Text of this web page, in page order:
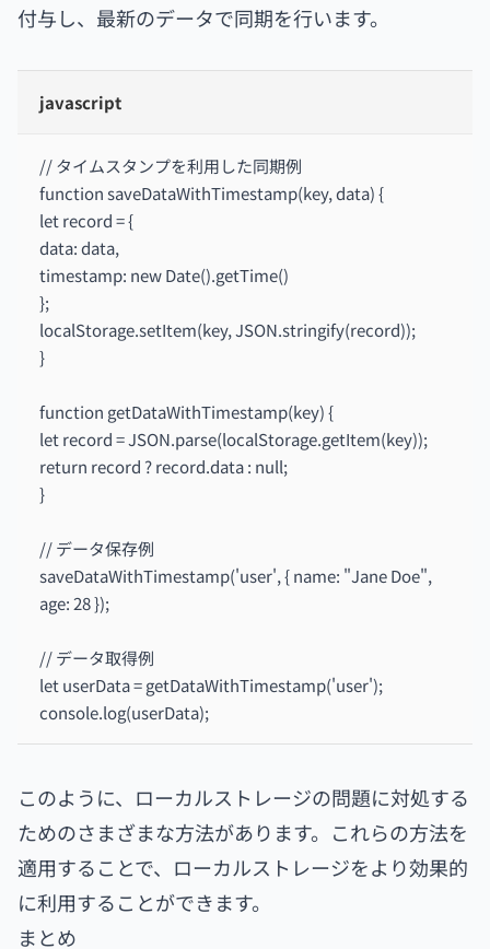
付与し、最新のデータで同期を行います。
javascript
// タイムスタンプを利用した同期例
function saveDataWithTimestamp(key, data) {
let record = {
data: data,
timestamp: new Date().getTime()
};
localStorage.setItem(key, JSON.stringify(record));
}
function getDataWithTimestamp(key) {
let record = JSON.parse(localStorage.getItem(key));
return record ? record.data : null;
}
// データ保存例
saveDataWithTimestamp('user', { name: "Jane Doe",
age: 28 });
// データ取得例
let userData = getDataWithTimestamp('user');
console.log(userData);
このように、ローカルストレージの問題に対処する
ためのさまざまな方法があります。これらの方法を
適用することで、ローカルストレージをより効果的
に利用することができます。
まとめ